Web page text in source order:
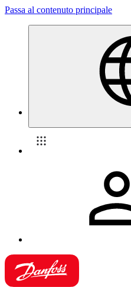
Passa al contenuto principale